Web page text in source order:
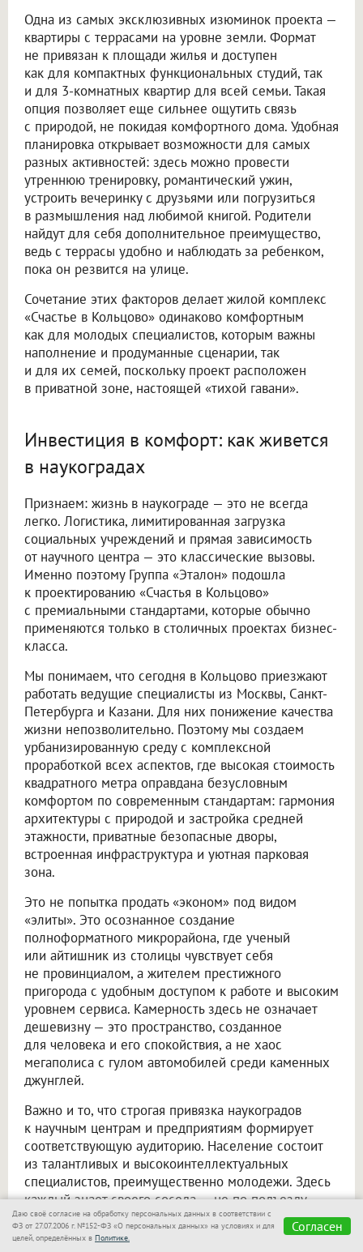
Одна из самых эксклюзивных изюминок проекта —
квартиры с террасами на уровне земли. Формат
не привязан к площади жилья и доступен
как для компактных функциональных студий, так
и для 3-комнатных квартир для всей семьи. Такая
опция позволяет еще сильнее ощутить связь
с природой, не покидая комфортного дома. Удобная
планировка открывает возможности для самых
разных активностей: здесь можно провести
утреннюю тренировку, романтический ужин,
устроить вечеринку с друзьями или погрузиться
в размышления над любимой книгой. Родители
найдут для себя дополнительное преимущество,
ведь с террасы удобно и наблюдать за ребенком,
пока он резвится на улице.
Сочетание этих факторов делает жилой комплекс
«Счастье в Кольцово» одинаково комфортным
как для молодых специалистов, которым важны
наполнение и продуманные сценарии, так
и для их семей, поскольку проект расположен
в приватной зоне, настоящей «тихой гавани».
Инвестиция в комфорт: как живется
в наукоградах
Признаем: жизнь в наукограде — это не всегда
легко. Логистика, лимитированная загрузка
социальных учреждений и прямая зависимость
от научного центра — это классические вызовы.
Именно поэтому Группа «Эталон» подошла
к проектированию «Счастья в Кольцово»
с премиальными стандартами, которые обычно
применяются только в столичных проектах бизнес-
класса.
Мы понимаем, что сегодня в Кольцово приезжают
работать ведущие специалисты из Москвы, Санкт-
Петербурга и Казани. Для них понижение качества
жизни непозволительно. Поэтому мы создаем
урбанизированную среду с комплексной
проработкой всех аспектов, где высокая стоимость
квадратного метра оправдана безусловным
комфортом по современным стандартам: гармония
архитектуры с природой и застройка средней
этажности, приватные безопасные дворы,
встроенная инфраструктура и уютная парковая
зона.
Это не попытка продать «эконом» под видом
«элиты». Это осознанное создание
полноформатного микрорайона, где ученый
или айтишник из столицы чувствует себя
не провинциалом, а жителем престижного
пригорода с удобным доступом к работе и высоким
уровнем сервиса. Камерность здесь не означает
дешевизну — это пространство, созданное
для человека и его спокойствия, а не хаос
мегаполиса с гулом автомобилей среди каменных
джунглей.
Важно и то, что строгая привязка наукоградов
к научным центрам и предприятиям формирует
соответствующую аудиторию. Население состоит
из талантливых и высокоинтеллектуальных
специалистов, преимущественно молодежи. Здесь
каждый знает своего соседа — не по подъезду,
а по всему кварталу, району, городу. Многие
встречают в таких условиях не только
Даю своё согласие на обработку персональных данных в соответствии с
ФЗ от 27.07.2006 г. №152-ФЗ «О персональных данных» на условиях и для
целей, определённых в Политике.
Согласен